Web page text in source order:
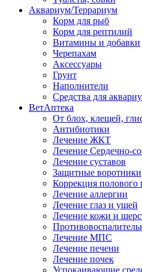
Аквариум/Террариум
Корм для рыб
Корм для рептилий
Витамины и добавки
Черепахам
Аксессуары
Грунт
Наполнители
Средства для
ВетАптека
От блох, клещей,
Антибиотики
Лечение ЖКТ
Лечение Сердечно-
Лечение суставов
Защитные воротники
Коррекция полового
Лечение аллергии
Лечение глаз и ушей
Лечение кожи и
Лечение МПС
Лечение печени
Лечение почек
Успокаивающие